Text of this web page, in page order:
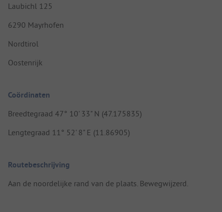
Laubichl 125
6290 Mayrhofen
Nordtirol
Oostenrijk
Coördinaten
Breedtegraad 47° 10' 33" N (47.175835)
Lengtegraad 11° 52' 8" E (11.86905)
Routebeschrijving
Aan de noordelijke rand van de plaats. Bewegwijzerd.